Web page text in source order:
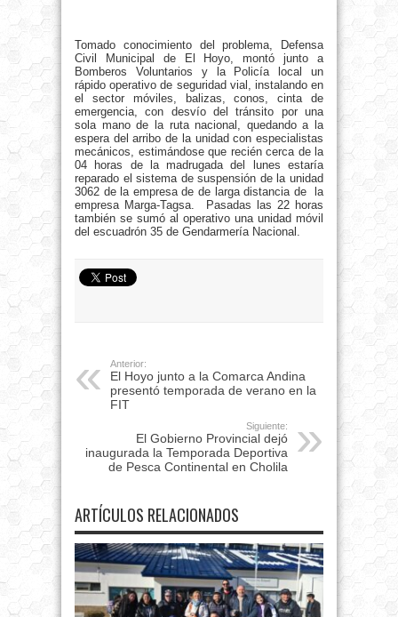
Tomado conocimiento del problema, Defensa
Civil Municipal de El Hoyo, montó junto a
Bomberos Voluntarios y la Policía local un
rápido operativo de seguridad vial, instalando en
el sector móviles, balizas, conos, cinta de
emergencia, con desvío del tránsito por una
sola mano de la ruta nacional, quedando a la
espera del arribo de la unidad con especialistas
mecánicos, estimándose que recién cerca de la
04 horas de la madrugada del lunes estaría
reparado el sistema de suspensión de la unidad
3062 de la empresa de de larga distancia de la
empresa Marga-Tagsa. Pasadas las 22 horas
también se sumó al operativo una unidad móvil
del escuadrón 35 de Gendarmería Nacional.
Anterior:
El Hoyo junto a la Comarca Andina
presentó temporada de verano en la
FIT
Siguiente:
El Gobierno Provincial dejó
inaugurada la Temporada Deportiva
de Pesca Continental en Cholila
ARTÍCULOS RELACIONADOS